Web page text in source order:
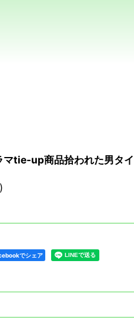
マtie-up商品拾われた
でシェア